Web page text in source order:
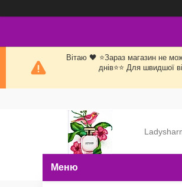
Вітаю 🖤 ⭐Зараз магазин не
днів⭐⭐ Для швидшої